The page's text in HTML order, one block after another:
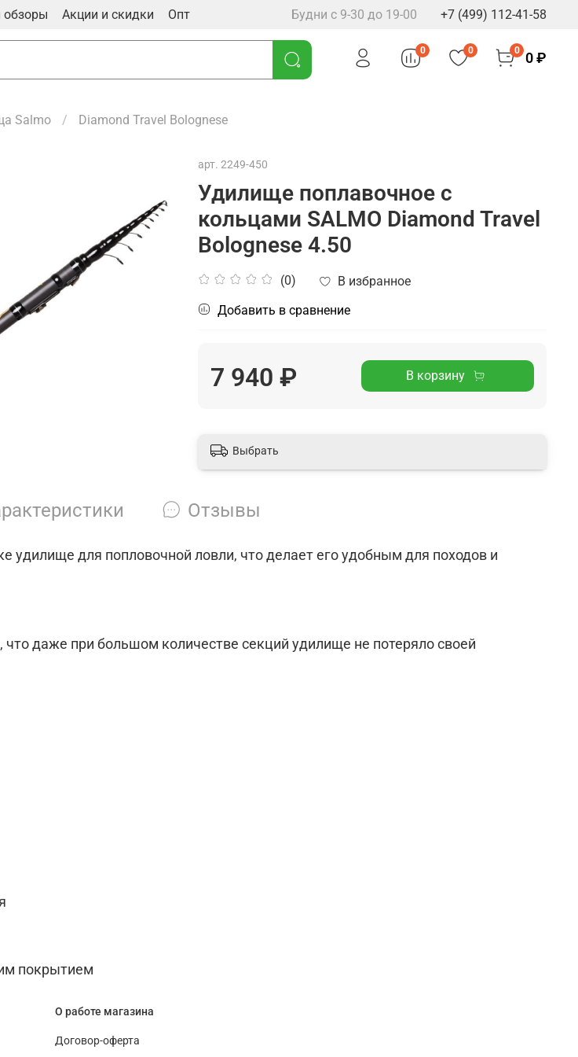
обзоры Акции и скидки Опт Будни с 9-30 до 19-00 +7 (499) 112-41-58
0 0 0 0 ₽
Salmo Diamond Travel Bolognese
арт. 2249-450
Удилище поплавочное с
кольцами SALMO Diamond Travel
Bolognese 4.50
(0)
В избранное
Добавить в сравнение
7 940 ₽ В корзину
Выбрать
Отзывы
удилище для попловочной ловли, что делает его удобным для походов и
даже при большом количестве секций удилище не потеряло своей
покрытием
О работе магазина
Договор-оферта